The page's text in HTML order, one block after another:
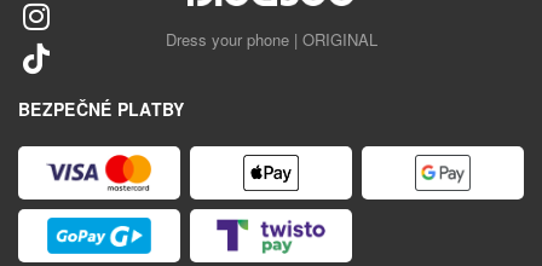
Dress your phone | ORIGINAL
BEZPEČNÉ PLATBY